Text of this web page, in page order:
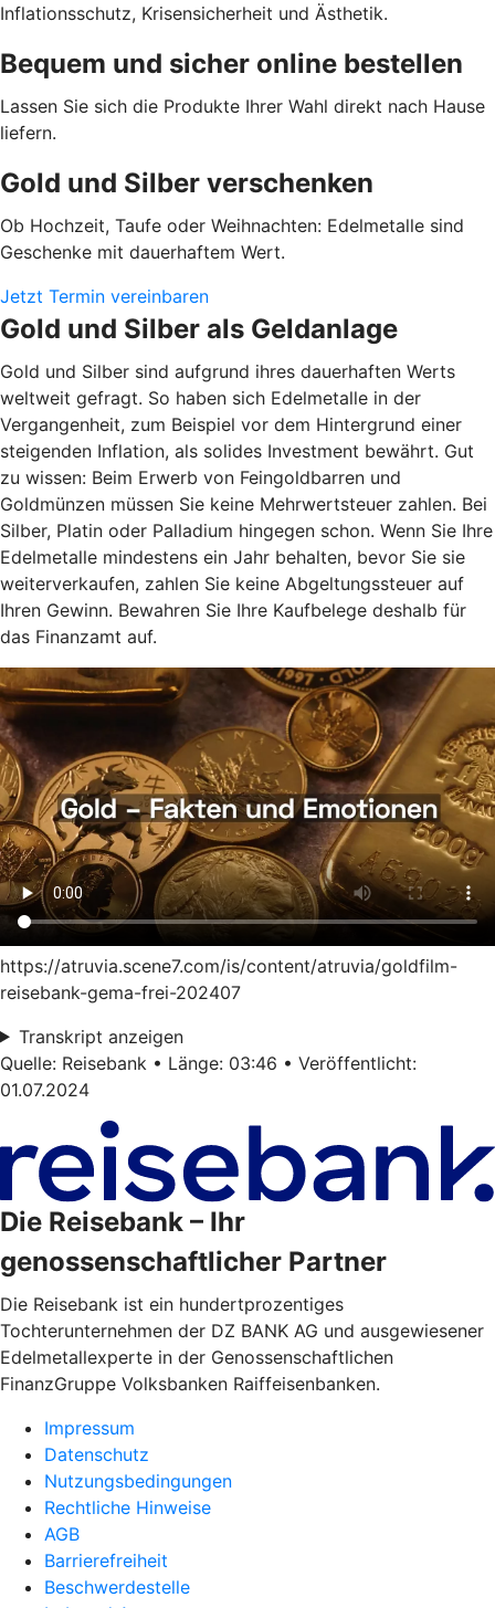
Inflationsschutz, Krisensicherheit und Ästhetik.
Bequem und sicher online bestellen
Lassen Sie sich die Produkte Ihrer Wahl direkt nach Hause
liefern.
Gold und Silber verschenken
Ob Hochzeit, Taufe oder Weihnachten: Edelmetalle sind
Geschenke mit dauerhaftem Wert.
Jetzt Termin vereinbaren
Gold und Silber als Geldanlage
Gold und Silber sind aufgrund ihres dauerhaften Werts
weltweit gefragt. So haben sich Edelmetalle in der
Vergangenheit, zum Beispiel vor dem Hintergrund einer
steigenden Inflation, als solides Investment bewährt. Gut
zu wissen: Beim Erwerb von Feingoldbarren und
Goldmünzen müssen Sie keine Mehrwertsteuer zahlen. Bei
Silber, Platin oder Palladium hingegen schon. Wenn Sie Ihre
Edelmetalle mindestens ein Jahr behalten, bevor Sie sie
weiterverkaufen, zahlen Sie keine Abgeltungssteuer auf
Ihren Gewinn. Bewahren Sie Ihre Kaufbelege deshalb für
das Finanzamt auf.
https://atruvia.scene7.com/is/content/atruvia/goldfilm-
reisebank-gema-frei-202407
Transkript anzeigen
Quelle: Reisebank • Länge: 03:46 • Veröffentlicht:
01.07.2024
Die Reisebank – Ihr
genossenschaftlicher Partner
Die Reisebank ist ein hundertprozentiges
Tochterunternehmen der DZ BANK AG und ausgewiesener
Edelmetallexperte in der Genossenschaftlichen
FinanzGruppe Volksbanken Raiffeisenbanken.
Impressum
Datenschutz
Nutzungsbedingungen
Rechtliche Hinweise
AGB
Barrierefreiheit
Beschwerdestelle